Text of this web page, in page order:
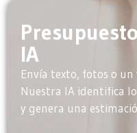
IA
Envía texto, fotos o
Nuestra IA identifica
y genera una